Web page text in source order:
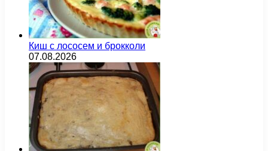
Киш с лососем и брокколи
07.08.2026